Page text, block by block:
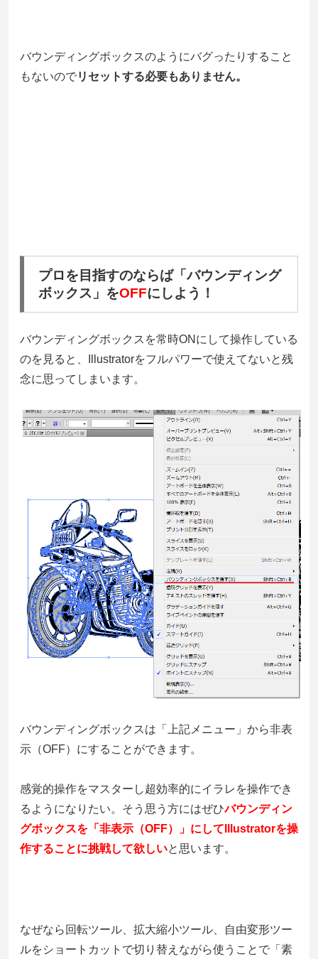
バウンディングボックスのようにバグったりすること
もないのでリセットする必要もありません。
プロを目指すのならば「バウンディング
ボックス」をOFFにしよう！
バウンディングボックスを常時ONにして操作している
のを見ると、Illustratorをフルパワーで使えてないと残
念に思ってしまいます。
バウンディングボックスは「上記メニュー」から非表
示（OFF）にすることができます。
感覚的操作をマスターし超効率的にイラレを操作でき
るようになりたい。そう思う方にはぜひバウンディン
グボックスを「非表示（OFF）」にしてIllustratorを操
作することに挑戦して欲しいと思います。
なぜなら回転ツール、拡大縮小ツール、自由変形ツー
ルをショートカットで切り替えながら使うことで「素